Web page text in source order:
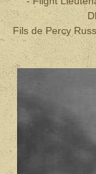
Fils de Percy